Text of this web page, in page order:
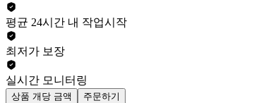
평균 24시간 내 작업시작
최저가 보장
실시간 모니터링
상품 개당 금액
주문하기